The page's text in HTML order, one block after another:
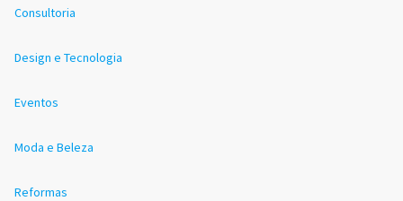
Consultoria
Design e Tecnologia
Eventos
Moda e Beleza
Reformas